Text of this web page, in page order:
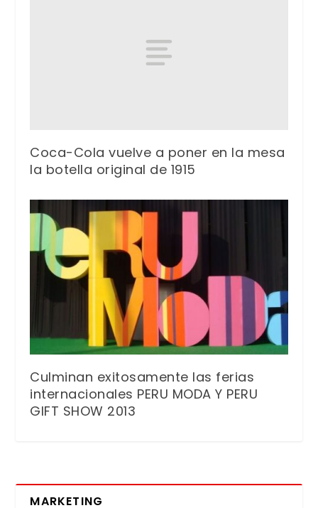
Coca-Cola vuelve a poner en la mesa
la botella original de 1915
Culminan exitosamente las ferias
internacionales PERU MODA Y PERU
GIFT SHOW 2013
MARKETING